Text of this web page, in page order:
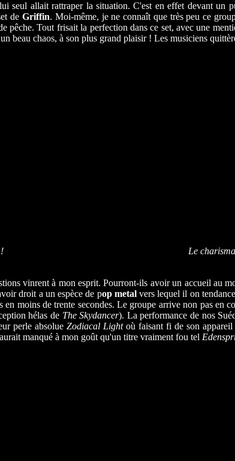
seul allait rattraper la situation. C'est en effet devant un
de Griffin. Moi-même, je ne connaît que très peu ce
pêche. Tout frisait la perfection dans ce set, avec une
beau chaos, à son plus grand plaisir ! Les musiciens
Le
vinrent à mon esprit. Pourront-ils avoir un accueil au
droit a un espèce de pop metalvers lequel il on
en moins de trente secondes. Le groupe arrive non pas
hélas de The Skydancer). La performance de nos
perle absolue Zodiacal Lightoù faisant fi de son appareil
manqué à mon goût qu'un titre vraiment fou tel